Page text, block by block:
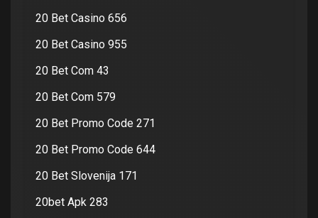
20 Bet Casino 656
20 Bet Casino 955
20 Bet Com 43
20 Bet Com 579
20 Bet Promo Code 271
20 Bet Promo Code 644
20 Bet Slovenija 171
20bet Apk 283